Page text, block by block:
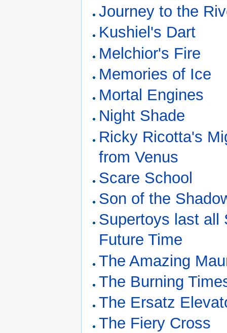
Journey to the
Kushiel's Dart
Melchior's Fire
Memories of Ice
Mortal Engines
Night Shade
Ricky Ricotta's
from Venus
Scare School
Son of the
Supertoys last all
Future Time
The Amazing
The Burning
The Ersatz
The Fiery Cross